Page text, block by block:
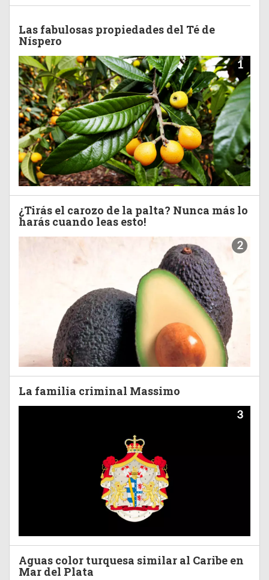
Las fabulosas propiedades del Té de
Níspero
1
¿Tirás el carozo de la palta? Nunca más lo
harás cuando leas esto!
2
La familia criminal Massimo
3
Aguas color turquesa similar al Caribe en
Mar del Plata